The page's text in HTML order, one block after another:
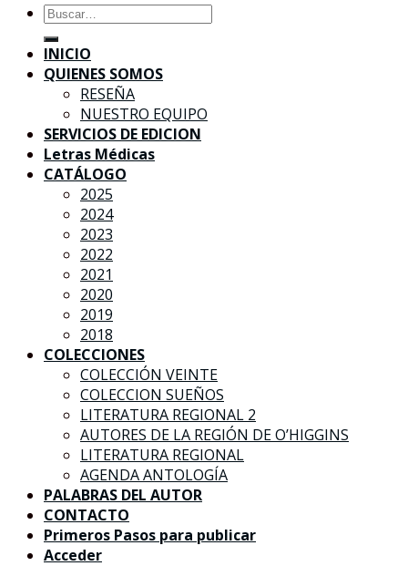
Buscar
por:
INICIO
QUIENES SOMOS
RESEÑA
NUESTRO EQUIPO
SERVICIOS DE EDICION
Letras Médicas
CATÁLOGO
2025
2024
2023
2022
2021
2020
2019
2018
COLECCIONES
COLECCIÓN VEINTE
COLECCION SUEÑOS
LITERATURA REGIONAL 2
AUTORES DE LA REGIÓN DE O’HIGGINS
LITERATURA REGIONAL
AGENDA ANTOLOGÍA
PALABRAS DEL AUTOR
CONTACTO
Primeros Pasos para publicar
Acceder